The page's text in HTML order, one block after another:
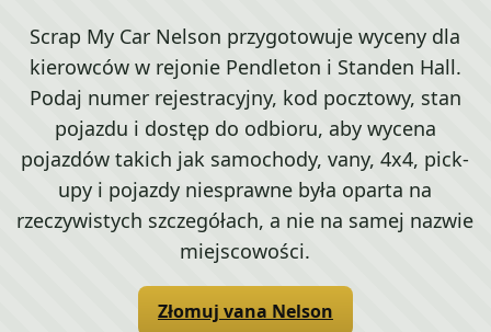
Scrap My Car Nelson przygotowuje wyceny dla
kierowców w rejonie Pendleton i Standen Hall.
Podaj numer rejestracyjny, kod pocztowy, stan
pojazdu i dostęp do odbioru, aby wycena
pojazdów takich jak samochody, vany, 4x4, pick-
upy i pojazdy niesprawne była oparta na
rzeczywistych szczegółach, a nie na samej nazwie
miejscowości.
Złomuj vana Nelson